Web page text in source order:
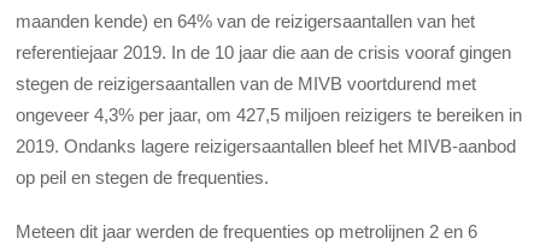
maanden kende) en 64% van de reizigersaantallen van het
referentiejaar 2019. In de 10 jaar die aan de crisis vooraf gingen
stegen de reizigersaantallen van de MIVB voortdurend met
ongeveer 4,3% per jaar, om 427,5 miljoen reizigers te bereiken in
2019. Ondanks lagere reizigersaantallen bleef het MIVB-aanbod
op peil en stegen de frequenties.
Meteen dit jaar werden de frequenties op metrolijnen 2 en 6